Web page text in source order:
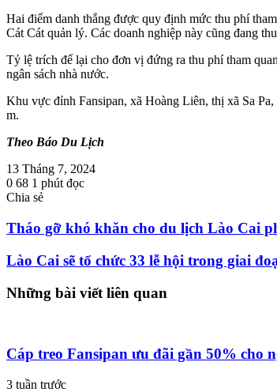
Hai điểm danh thắng được quy định mức thu phí
Cát Cát quản lý. Các doanh nghiệp này cũng đang
Tỷ lệ trích để lại cho đơn vị đứng ra thu phí tham
ngân sách nhà nước.
Khu vực đỉnh Fansipan, xã Hoàng Liên, thị xã Sa
m.
Theo Báo Du Lịch
13 Tháng 7, 2024
0 68 1 phút đọc
Chia sẻ
sẻ
email
Tháo gỡ khó khăn cho du lịch Lào Cai
Lào Cai sẽ tổ chức 33 lễ hội trong giai
Những bài viết liên quan
Cáp treo Fansipan ưu đãi gần 50% cho
3 tuần trước